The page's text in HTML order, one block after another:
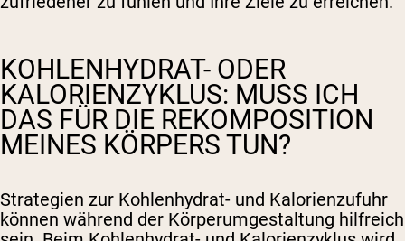
KOHLENHYDRAT- ODER
KALORIENZYKLUS: MUSS ICH
DAS FÜR DIE REKOMPOSITION
MEINES KÖRPERS TUN?
Strategien zur Kohlenhydrat- und Kalorienzufuhr
können während der Körperumgestaltung hilfreich